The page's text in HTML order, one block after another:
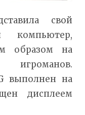
свой
компьютер,
образом на
выполнен на
дисплеем